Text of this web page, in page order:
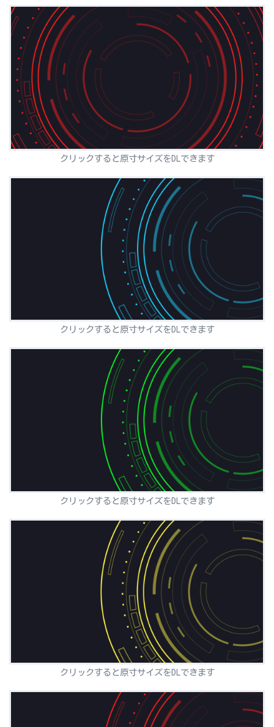
クリックすると原寸サイズをDLできます
クリックすると原寸サイズをDLできます
クリックすると原寸サイズをDLできます
クリックすると原寸サイズをDLできます